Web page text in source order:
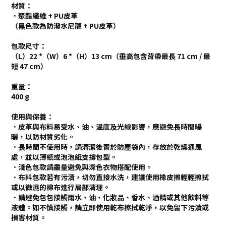
材質：
． 聚酯纖維 + PU皮革
（黑色款為防潑水尼龍 + PU皮革）
包款尺寸：
（L）22 *（W）6 *（H）13 cm（垂高包含背帶最長 71 cm / 最
短 47 cm）
重量：
400 g
使用與保養：
．皮革與布料易受水、油、溫度及光線影響，應避免長時間曝
曬，以防材質劣化。
．長時間不使用時，請清潔後置於防塵袋內，存放於乾燥通風
處，並以薄紙或泡泡紙支撐包型。
．淺色包款請盡量避免與深色衣物搭配使用。
．布料包款若有污漬，切勿直接水洗，建議使用橡皮擦輕輕擦拭
或以微濕的棉布進行局部清理。
．請避免包包接觸雨水、油、化妝品、香水、酒精或其他飲料等
液體。如不慎接觸，請立即使用乾布擦拭乾淨，以免留下污漬或
損害材質。